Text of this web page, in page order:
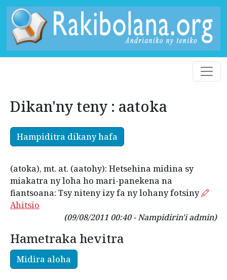
Dikan'ny teny : aatoka
Hampiditra dikany hafa
(atoka), mt. at. (aatohy): Hetsehina midina sy
miakatra ny loha ho mari-panekena na
fiantsoana: Tsy niteny izy fa ny lohany fotsiny
Ahitsio
(09/08/2011 00:40 - Nampidirin'i admin)
Hametraka hevitra
Midira aloha